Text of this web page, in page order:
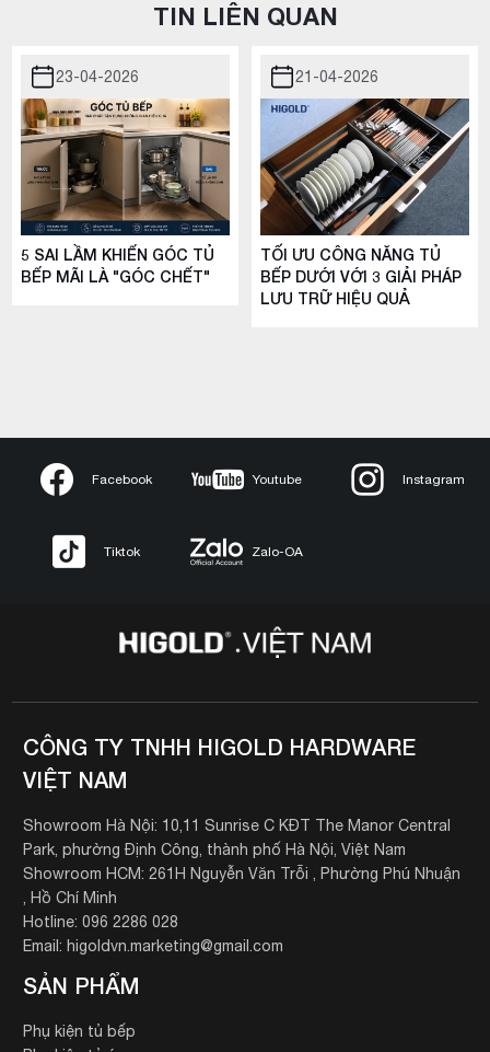
TIN LIÊN QUAN
23-04-2026
5 SAI LẦM KHIẾN GÓC TỦ
BẾP MÃI LÀ "GÓC CHẾT"
21-04-2026
TỐI ƯU CÔNG NĂNG TỦ
BẾP DƯỚI VỚI 3 GIẢI PHÁP
LƯU TRỮ HIỆU QUẢ
Facebook Youtube Instagram
Tiktok Zalo-OA
CÔNG TY TNHH HIGOLD HARDWARE
VIỆT NAM
Showroom Hà Nội: 10,11 Sunrise C KĐT The Manor Central
Park, phường Định Công, thành phố Hà Nội, Việt Nam
Showroom HCM: 261H Nguyễn Văn Trỗi , Phường Phú Nhuận
, Hồ Chí Minh
Hotline: 096 2286 028
Email: higoldvn.marketing@gmail.com
SẢN PHẨM
Phụ kiện tủ bếp